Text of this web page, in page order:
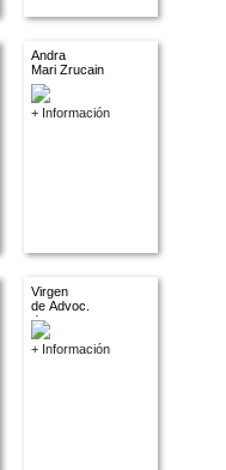
Andra
Mari Zrucain
+ Información
Virgen
de Advoc.
descon.
+ Información